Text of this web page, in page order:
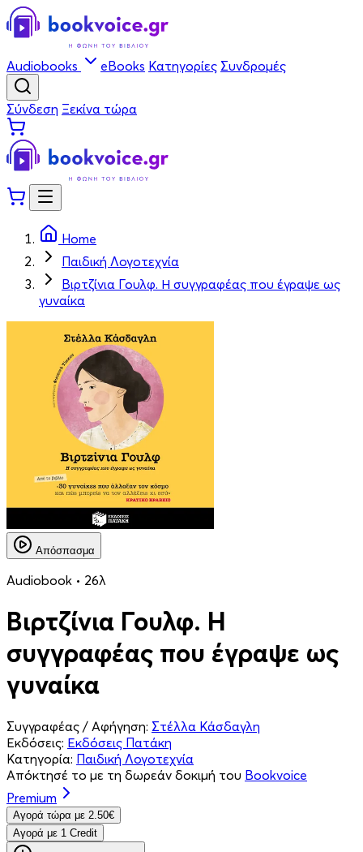
Audiobooks eBooks Κατηγορίες Συνδρομές
Σύνδεση Ξεκίνα τώρα
Home
Παιδική Λογοτεχνία
Βιρτζίνια Γουλφ. Η συγγραφέας που έγραψε ως
γυναίκα
Απόσπασμα
Audiobook • 26λ
Βιρτζίνια Γουλφ. Η
συγγραφέας που έγραψε ως
γυναίκα
Συγγραφέας / Αφήγηση: Στέλλα Κάσδαγλη
Εκδόσεις: Εκδόσεις Πατάκη
Κατηγορία: Παιδική Λογοτεχνία
Απόκτησέ το με τη δωρεάν δοκιμή του Bookvoice
Premium
Aγορά τώρα με 2.50€
Aγορά με 1 Credit